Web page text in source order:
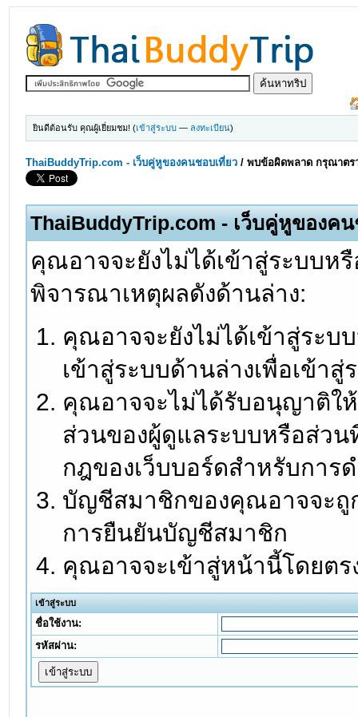
ยินดีต้อนรับ คุณผู้เยี่ยมชม! (เข้าสู่ระบบ — ลงทะเบียน)
ThaiBuddyTrip.com - เว็บคู่หูของคนชอบเที่ยว /พบข้อผิดพลาด กรุณาตร
ThaiBuddyTrip.com - เว็บคู่หูของค
คุณอาจจะยังไม่ได้เข้าสู่ระบบ
พิจารณาเหตุผลดังด้านล่าง:
คุณอาจจะยังไม่ได้เข้าสู่ระบ
เข้าสู่ระบบด้านล่างเพื่อเข้า
คุณอาจจะไม่ได้รับอนุญาติใ
ส่วนของผู้ดูแลระบบหรือส่ว
กฎของเว็บบอร์ดสำหรับการ
บัญชีสมาชิกของคุณอาจจะถู
การยืนยันบัญชีสมาชิก
คุณอาจจะเข้าสู่หน้านี้โดยต
เข้าสู่ระบบ
ชื่อใช้งาน:
รหัสผ่าน: